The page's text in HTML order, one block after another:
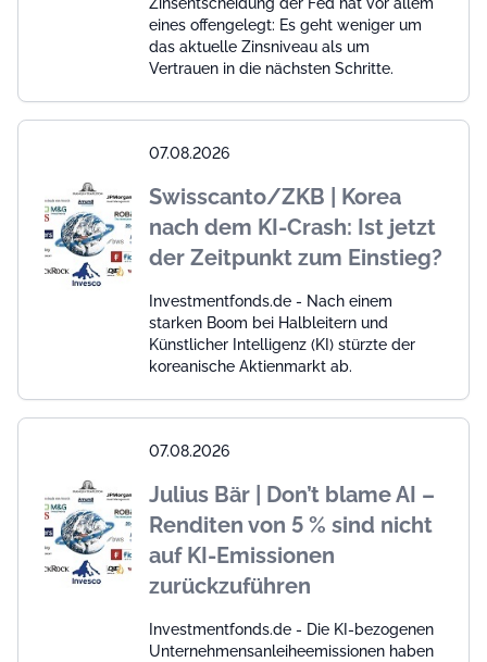
Zinsentscheidung der Fed hat vor allem
eines offengelegt: Es geht weniger um
das aktuelle Zinsniveau als um
Vertrauen in die nächsten Schritte.
07.08.2026
Swisscanto/ZKB | Korea
nach dem KI-Crash: Ist jetzt
der Zeitpunkt zum Einstieg?
Investmentfonds.de - Nach einem
starken Boom bei Halbleitern und
Künstlicher Intelligenz (KI) stürzte der
koreanische Aktienmarkt ab.
07.08.2026
Julius Bär | Don’t blame AI –
Renditen von 5 % sind nicht
auf KI-Emissionen
zurückzuführen
Investmentfonds.de - Die KI-bezogenen
Unternehmensanleiheemissionen haben